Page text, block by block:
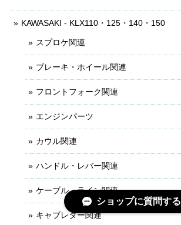
KAWASAKI - KLX110・125・140・150
スプロケ関連
ブレーキ・ホイール関連
フロントフォーク関連
エンジンパーツ
カウル関連
ハンドル・レバー関連
ケーブル・ライン関連
キャブレター関連
ショップに質問する